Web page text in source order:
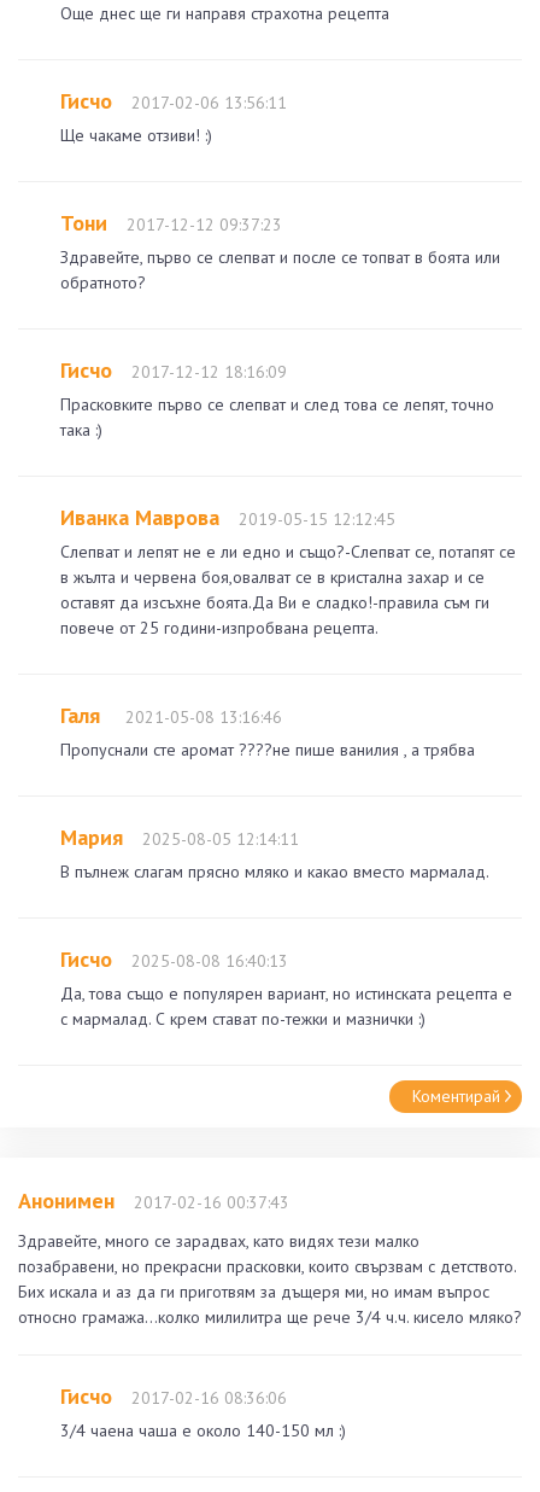
Още днес ще ги направя страхотна рецепта
Гисчо
2017-02-06 13:56:11
Ще чакаме отзиви! :)
Тони
2017-12-12 09:37:23
Здравейте, първо се слепват и после се топват в боята или
обратното?
Гисчо
2017-12-12 18:16:09
Прасковките първо се слепват и след това се лепят, точно
така :)
Иванка Маврова
2019-05-15 12:12:45
Слепват и лепят не е ли едно и също?-Слепват се, потапят се
в жълта и червена боя,овалват се в кристална захар и се
оставят да изсъхне боята.Да Ви е сладко!-правила съм ги
повече от 25 години-изпробвана рецепта.
Галя
2021-05-08 13:16:46
Пропуснали сте аромат ????не пише ванилия , а трябва
Мария
2025-08-05 12:14:11
В пълнеж слагам прясно мляко и какао вместо мармалад.
Гисчо
2025-08-08 16:40:13
Да, това също е популярен вариант, но истинската рецепта е
с мармалад. С крем стават по-тежки и мазнички :)
Коментирай
Анонимен
2017-02-16 00:37:43
Здравейте, много се зарадвах, като видях тези малко
позабравени, но прекрасни прасковки, които свързвам с детството.
Бих искала и аз да ги приготвям за дъщеря ми, но имам въпрос
относно грамажа...колко милилитра ще рече 3/4 ч.ч. кисело мляко?
Гисчо
2017-02-16 08:36:06
3/4 чаена чаша е около 140-150 мл :)